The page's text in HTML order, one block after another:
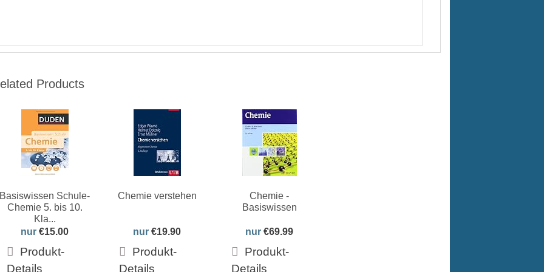
Products
Basiswissen Schule-
Chemie 5. bis 10.
Kla...
nur €15.00
Produkt-
Details
Chemie verstehen
nur €19.90
Produkt-
Details
Chemie -
Basiswissen
nur €69.99
Produkt-
Details